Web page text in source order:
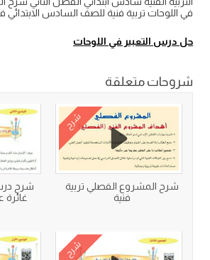
في اللوحات تربية فنية للصف السادس الابتدائي ف2 على موقع
حل درس التعبير في اللوحات
شروحات متعلقة
شرح
شرح المشروع الفصلي تربية
فنية
شرح
شرح